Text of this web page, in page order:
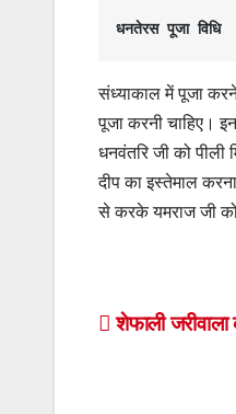
धनतेरस पूजा विधि
संध्याकाल में पूजा
पूजा करनी चाहिए।
धनवंतरि जी को पीली
दीप का इस्तेमाल
से करके यमराज जी
Post
शेफाली